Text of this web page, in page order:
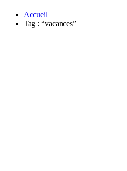
Accueil
Tag : “vacances”